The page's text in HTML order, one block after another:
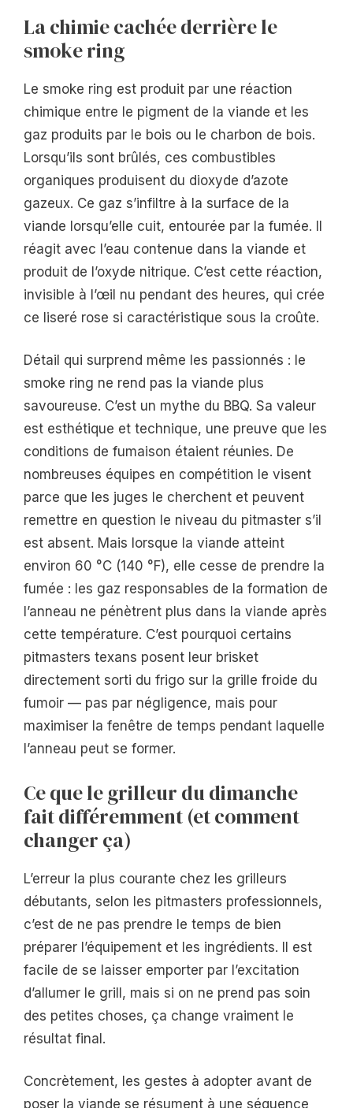
La chimie cachée derrière le
smoke ring
Le smoke ring est produit par une réaction
chimique entre le pigment de la viande et les
gaz produits par le bois ou le charbon de bois.
Lorsqu’ils sont brûlés, ces combustibles
organiques produisent du dioxyde d’azote
gazeux. Ce gaz s’infiltre à la surface de la
viande lorsqu’elle cuit, entourée par la fumée. Il
réagit avec l’eau contenue dans la viande et
produit de l’oxyde nitrique. C’est cette réaction,
invisible à l’œil nu pendant des heures, qui crée
ce liseré rose si caractéristique sous la croûte.
Détail qui surprend même les passionnés : le
smoke ring ne rend pas la viande plus
savoureuse. C’est un mythe du BBQ. Sa valeur
est esthétique et technique, une preuve que les
conditions de fumaison étaient réunies. De
nombreuses équipes en compétition le visent
parce que les juges le cherchent et peuvent
remettre en question le niveau du pitmaster s’il
est absent. Mais lorsque la viande atteint
environ 60 °C (140 °F), elle cesse de prendre la
fumée : les gaz responsables de la formation de
l’anneau ne pénètrent plus dans la viande après
cette température. C’est pourquoi certains
pitmasters texans posent leur brisket
directement sorti du frigo sur la grille froide du
fumoir — pas par négligence, mais pour
maximiser la fenêtre de temps pendant laquelle
l’anneau peut se former.
Ce que le grilleur du dimanche
fait différemment (et comment
changer ça)
L’erreur la plus courante chez les grilleurs
débutants, selon les pitmasters professionnels,
c’est de ne pas prendre le temps de bien
préparer l’équipement et les ingrédients. Il est
facile de se laisser emporter par l’excitation
d’allumer le grill, mais si on ne prend pas soin
des petites choses, ça change vraiment le
résultat final.
Concrètement, les gestes à adopter avant de
poser la viande se résument à une séquence